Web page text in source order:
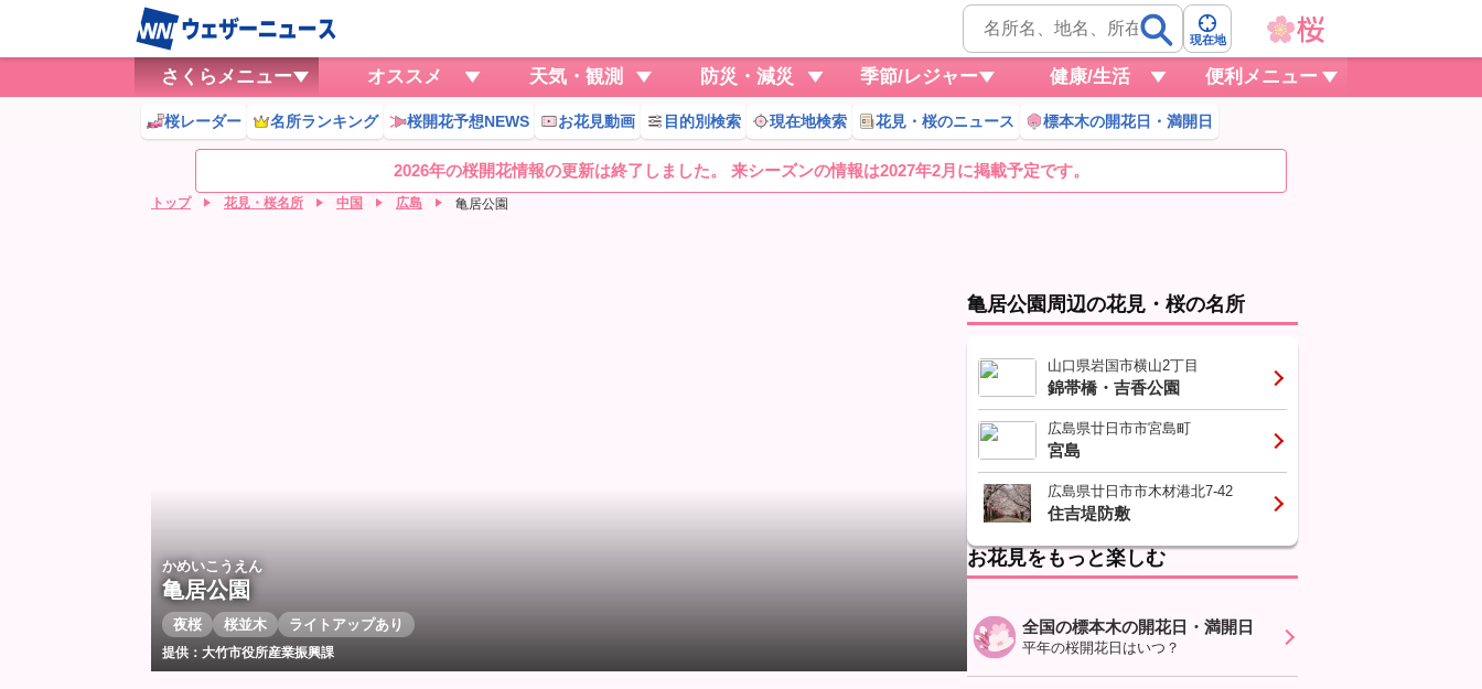
現在地
さくらメニュー オススメ 天気・観測 防災・減災 季節/レジャー 健康/生活 便利メニュー
桜レーダー 名所ランキング 桜開花予想NEWS お花見動画 目的別検索 現在地検索 花見・桜のニュース 標本木の開花日・満開日
2026年の桜開花情報の更新は終了しました。 来シーズンの情報は2027年2月に掲載予定です。
トップ 花見・桜名所 中国 広島 亀居公園
かめいこうえん
亀居公園
夜桜 桜並木 ライトアップあり
提供：大竹市役所産業振興課
亀居公園周辺の花見・桜の名所
山口県岩国市横山2丁目
錦帯橋・吉香公園
広島県廿日市市宮島町
宮島
広島県廿日市市木材港北7-42
住吉堤防敷
お花見をもっと楽しむ
全国の標本木の開花日・満開日
平年の桜開花日はいつ？